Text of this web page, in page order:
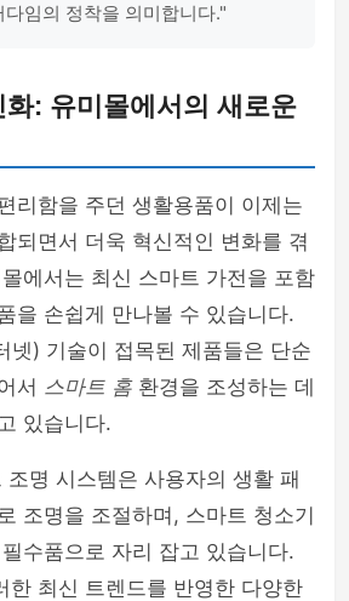
임의 정착을 의미합니다."
: 유미몰에서의 새로운
리함을 주던 생활용품이 이제는
되면서 더욱 혁신적인 변화를 겪
에서는 최신 스마트 가전을 포함
을 손쉽게 만나볼 수 있습니다.
넷) 기술이 접목된 제품들은 단순
서 스마트 홈환경을 조성하는 데
있습니다.
명 시스템은 사용자의 생활 패
조명을 조절하며, 스마트 청소기
수품으로 자리 잡고 있습니다.
한 최신 트렌드를 반영한 다양한